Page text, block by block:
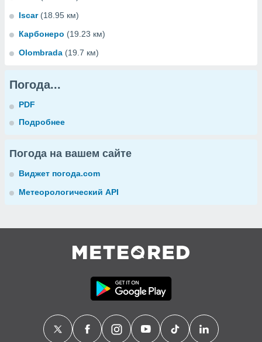
Iscar (18.95 км)
Карбонеро (19.23 км)
Olombrada (19.7 км)
Погода...
PDF
Подробнее
Погода на вашем сайте
Виджет погода.com
Метеорологический API